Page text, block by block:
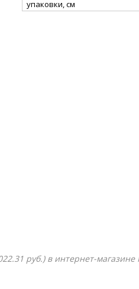
упаковки, см
руб.) в интернет-магазине